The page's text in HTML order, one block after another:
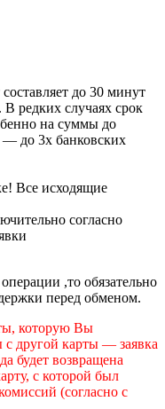
до 30 минут
редких случаях срок
на суммы до
до 3х банковских
Все исходящие
согласно
,то обязательно
перед обменом.
которую Вы
с другой карты — заявка
будет возвращена
с которой был
(согласно с